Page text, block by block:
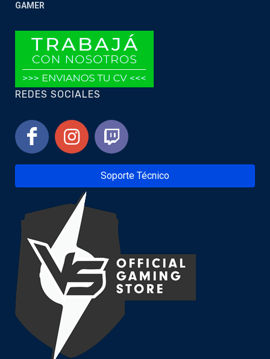
GAMER
REDES SOCIALES
Soporte Técnico